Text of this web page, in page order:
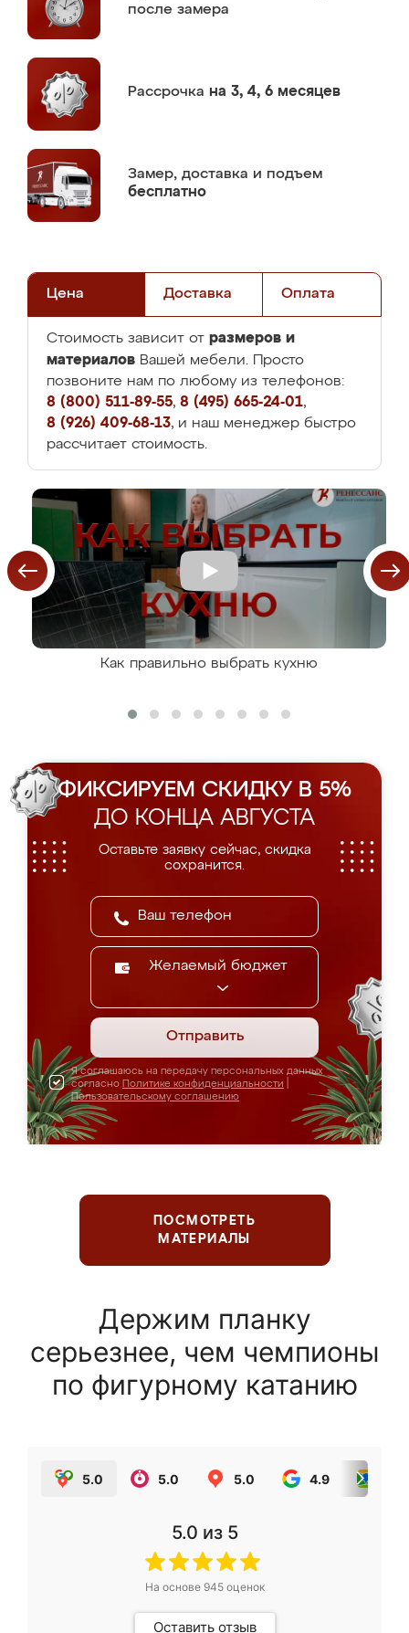
после замера
Рассрочка на 3, 4, 6 месяцев
Замер, доставка и подъем
бесплатно
Цена Доставка Оплата
Стоимость зависит от размеров и
материалов Вашей мебели. Просто
позвоните нам по любому из телефонов:
8 (800) 511-89-55, 8 (495) 665-24-01,
8 (926) 409-68-13, и наш менеджер быстро
рассчитает стоимость.
Как правильно выбрать кухню
ФИКСИРУЕМ СКИДКУ В 5%
ДО КОНЦА АВГУСТА
Оставьте заявку сейчас, скидка
сохранится.
Желаемый бюджет
Отправить
Я соглашаюсь на передачу персональных данных
согласно Политике конфиденциальности
Пользовательскому соглашению
ПОСМОТРЕТЬ
МАТЕРИАЛЫ
Держим планку
серьезнее, чем чемпионы
по фигурному катанию
5.0 5.0 5.0 4.9
5.0 из 5
На основе 945оценок
Оставить отзыв